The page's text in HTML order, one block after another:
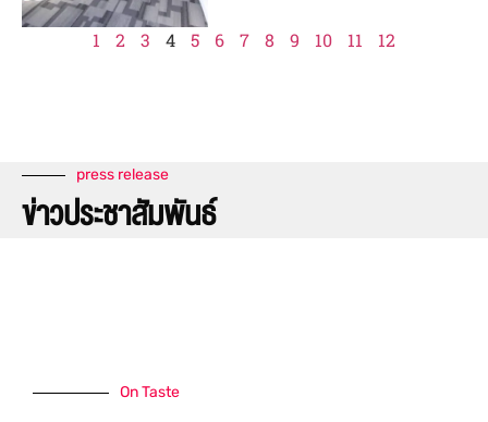
1 2 3 4 5 6 7 8 9 10 11 12
press release
ข่าวประชาสัมพันธ์
On Taste